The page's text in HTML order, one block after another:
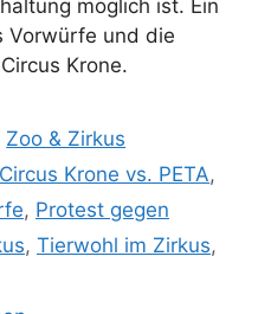
möglich ist. Ein
Vorwürfe und die
Krone.
Zoo & Zirkus
Circus Krone vs. PETA,
, Protest gegen
, Tierwohl im Zirkus,